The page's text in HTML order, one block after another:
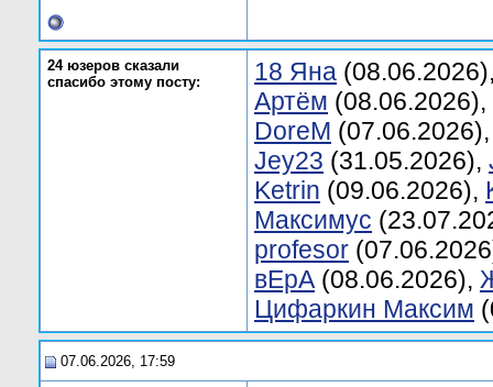
24 юзеров сказали
спасибо этому посту:
18 Яна
Aртём (08.06.2026),
DoreM
Jey23 (31.05.2026),
Ketrin (09.06.2026),
Mаксимус
profesor
вЕрA (08.06.2026),
Цифаркин Максим
07.06.2026, 17:59